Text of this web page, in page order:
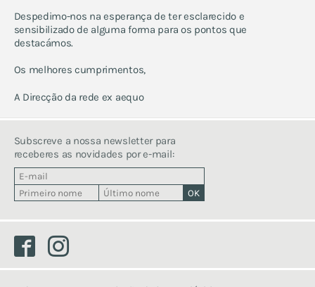
Despedimo-nos na esperança de ter esclarecido e
sensibilizado de alguma forma para os pontos que
destacámos.
Os melhores cumprimentos,
A Direcção da rede ex aequo
Facebook
Subscreve a nossa newsletter para
receberes as novidades por e-mail: